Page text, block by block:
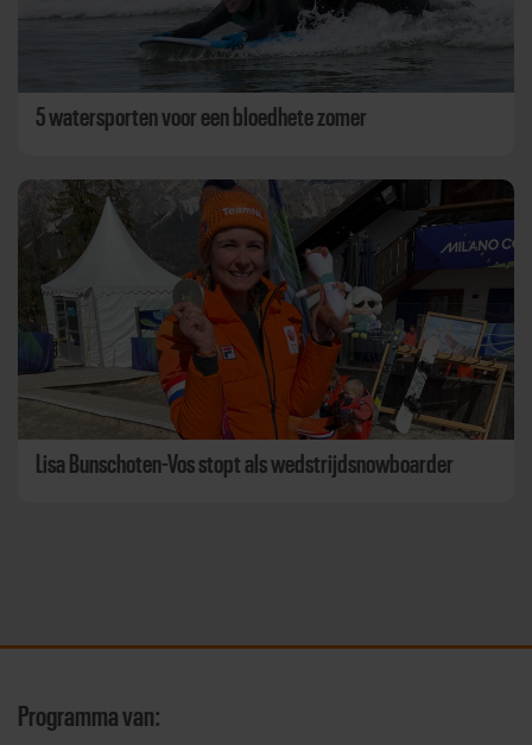
5 watersporten voor een bloedhete zomer
Lisa Bunschoten-Vos stopt als wedstrijdsnowboarder
Programma van: